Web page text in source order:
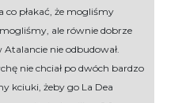
co płakać, że mogliśmy
ale równie dobrze
nie odbudował.
nie chciał po dwóch bardzo
kciuki, żeby go La Dea